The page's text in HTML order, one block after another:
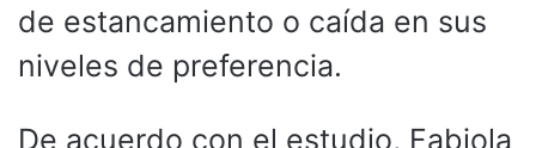
de estancamiento o caída en sus
niveles de preferencia.
De acuerdo con el estudio, Fabiola